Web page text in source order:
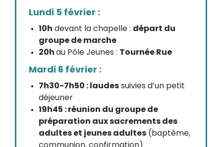
Lundi 5 février :
10h devant la chapelle : départ du
groupe de marche
20hau Pôle Jeunes : Tournée Rue
Mardi 6 février :
7h30-7h50 : laudessuivies d’un petit
déjeuner
19h45 : réunion du groupe de
préparation aux sacrements des
adultes et jeunes adultes (baptême,